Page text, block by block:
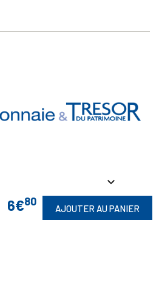
6€80
AJOUTER AU PANIER

